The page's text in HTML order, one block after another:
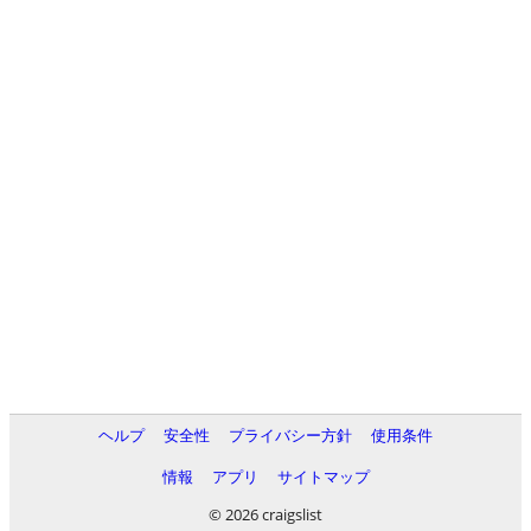
ヘルプ 安全性 プライバシー方針
使用条件
情報
アプリ
サイトマップ
© 2026 craigslist